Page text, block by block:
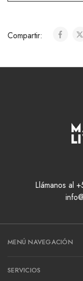
Compartir:
Llámanos al
MENÚ NAVEGACIÓN
SERVICIOS